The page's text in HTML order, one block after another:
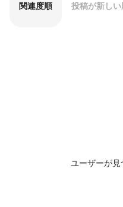
関連度順 投稿が新しい
ユーザーが